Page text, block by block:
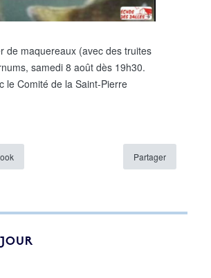
de maquereaux (avec des truites
samedi 8 août dès 19h30.
le Comité de la Saint-Pierre
Partager